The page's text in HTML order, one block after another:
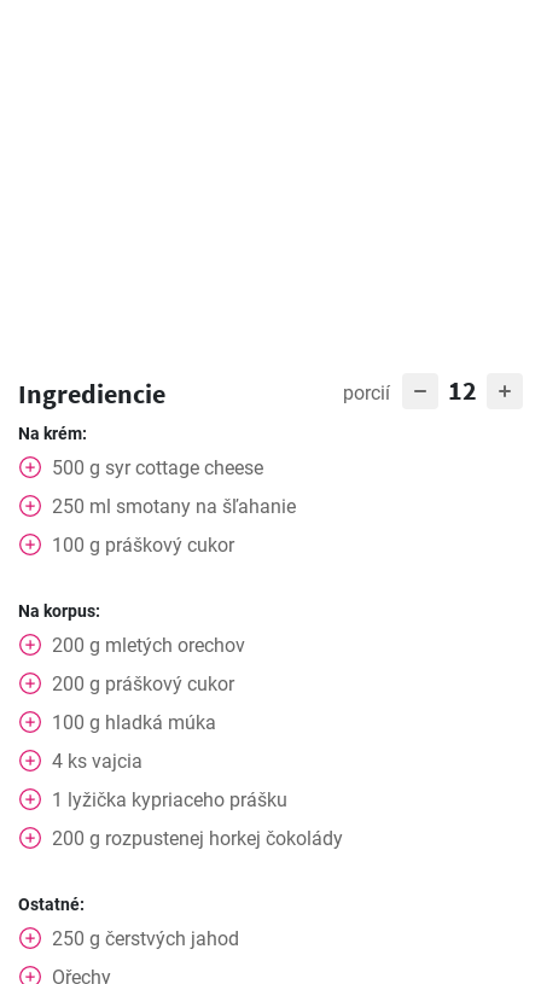
Ingrediencie porcií 12
Na krém:
500 g syr cottage cheese
250 ml smotany na šľahanie
100 g práškový cukor
Na korpus:
200 g mletých orechov
200 g práškový cukor
100 g hladká múka
4 ks vajcia
1 lyžička kypriaceho prášku
200 g rozpustenej horkej čokolády
Ostatné:
250 g čerstvých jahod
Ořechy